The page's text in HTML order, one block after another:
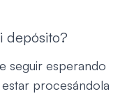
depósito?
seguir esperando
procesándola